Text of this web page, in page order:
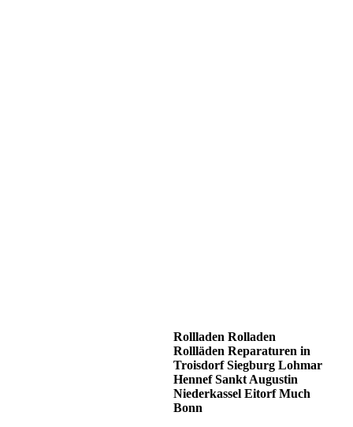
Rollladen Rolladen
Rollläden Reparaturen in
Troisdorf Siegburg Lohmar
Hennef Sankt Augustin
Niederkassel Eitorf Much
Bonn